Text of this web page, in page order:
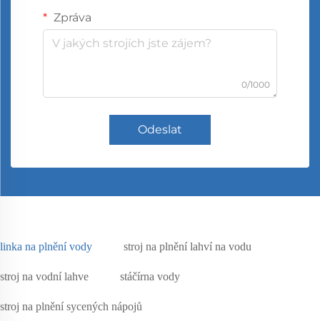
Zpráva
0/1000
Odeslat
linka na plnění vody stroj na plnění lahví na vodu
stroj na vodní lahve stáčírna vody
stroj na plnění sycených nápojů